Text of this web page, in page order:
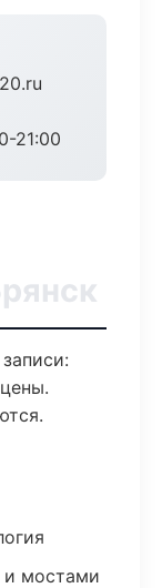
21:00
и мостами